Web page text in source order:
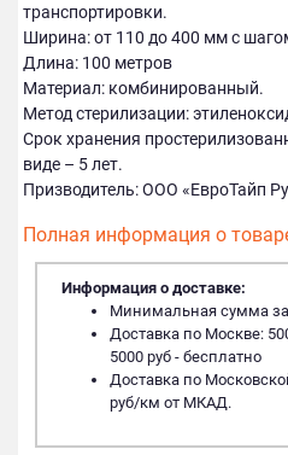
транспортировки.
Ширина: от 110 до 400 мм с
Длина: 100 метров
Материал: комбинированный.
Метод стерилизации:
Срок хранения
виде – 5 лет.
Призводитель: ООО «ЕвроТайп
Полная информация о
Информация о доставке:
Минимальная сумма
Доставка по Москве:
5000 руб - бесплатно
Доставка по
руб/км от МКАД.